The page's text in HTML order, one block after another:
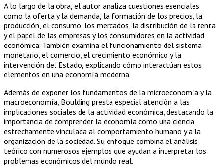
A lo largo de la obra, el autor analiza cuestiones esenciales
como la oferta y la demanda, la formación de los precios, la
producción, el consumo, los mercados, la distribución de la renta
y el papel de las empresas y los consumidores en la actividad
económica. También examina el funcionamiento del sistema
monetario, el comercio, el crecimiento económico y la
intervención del Estado, explicando cómo interactúan estos
elementos en una economía moderna.
Además de exponer los fundamentos de la microeconomía y la
macroeconomía, Boulding presta especial atención a las
implicaciones sociales de la actividad económica, destacando la
importancia de comprender la economía como una ciencia
estrechamente vinculada al comportamiento humano y a la
organización de la sociedad. Su enfoque combina el análisis
teórico con numerosos ejemplos que ayudan a interpretar los
problemas económicos del mundo real.